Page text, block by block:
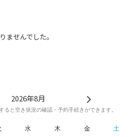
ませんでした。
2026年8月
ると空き状況の確認・予約手続きができます。
水 木 金 土